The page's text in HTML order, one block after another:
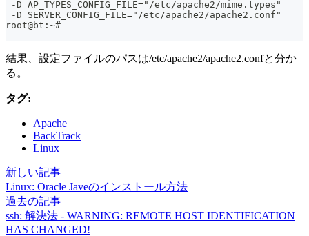
-D AP_TYPES_CONFIG_FILE="/etc/apache2/mime.types"
-D SERVER_CONFIG_FILE="/etc/apache2/apache2.conf"
root@bt:~#
結果、設定ファイルのパスは/etc/apache2/apache2.confと分か
る。
タグ:
Apache
BackTrack
Linux
新しい記事
Linux: Oracle Javeのインストール方法
過去の記事
ssh: 解決法 - WARNING: REMOTE HOST IDENTIFICATION
HAS CHANGED!